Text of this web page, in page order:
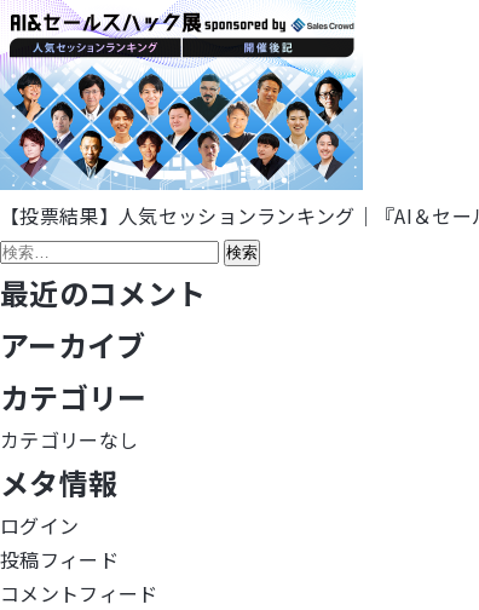
投
稿
ナ
ビ
ゲ
ー
シ
ョ
【投票結果】人気セッションランキング｜『AI＆
検
索:
最近のコメント
アーカイブ
カテゴリー
カテゴリーなし
メタ情報
ログイン
投稿フィード
コメントフィード